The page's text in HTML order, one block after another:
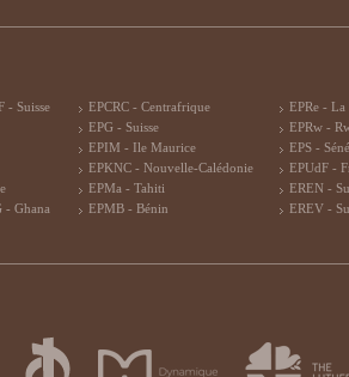
- Suisse
- Ghana
EPCRC - Centrafrique
EPG - Suisse
EPIM - Ile Maurice
EPKNC - Nouvelle-Calédonie
EPMa - Tahiti
EPMB - Bénin
EPRe - La
EPRw -
EPS -
EPUdF -
EREN -
EREV -